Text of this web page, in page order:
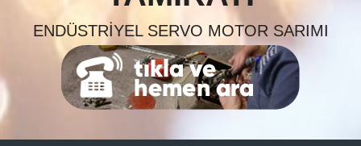
ENDÜSTRIYEL SERVO MOTOR SARIMI